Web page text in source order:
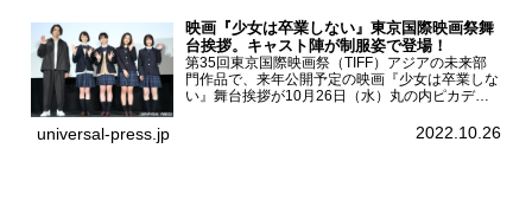
映画『少女は卒業しない』東京国際映画祭舞
台挨拶。キャスト陣が制服姿で登場！
第35回東京国際映画祭（TIFF）アジアの未来部
門作品で、来年公開予定の映画『少女は卒業しな
い』舞台挨拶が10月26日（水）丸の内ピカデリ
宮山莉渚、中井友望、監督の中川駿が登壇。映画
universal-press.jp 2022.10.26